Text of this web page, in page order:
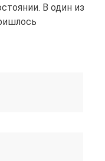
В один из